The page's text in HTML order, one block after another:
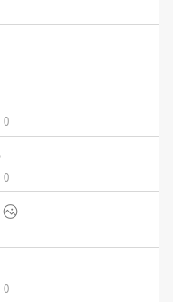
0
0
0